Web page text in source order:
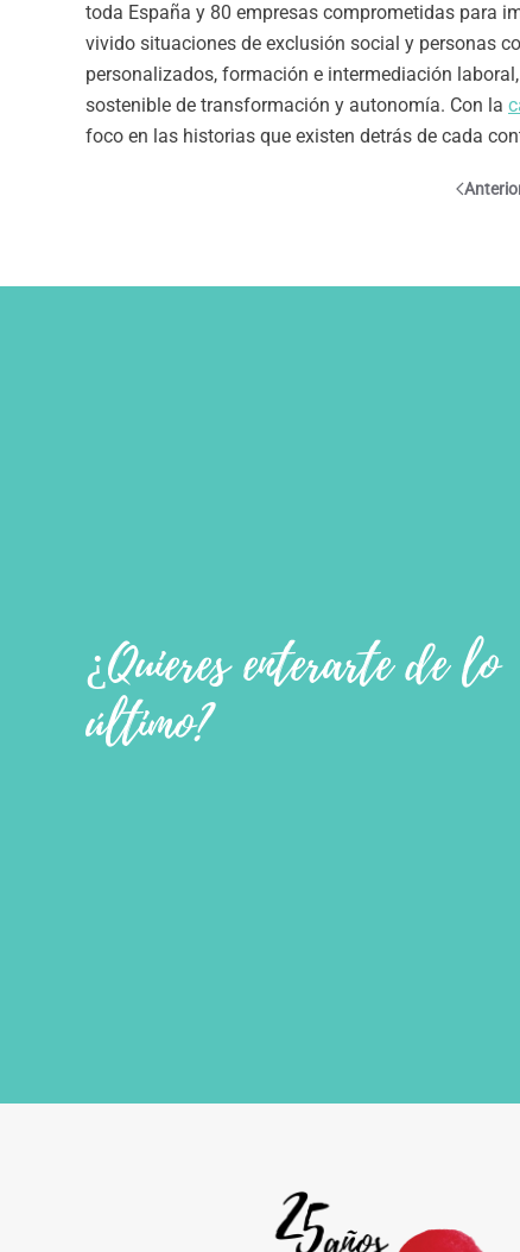
toda España y 80 empresas comprometidas para
vivido situaciones de exclusión social y personas
personalizados, formación e intermediación
sostenible de transformación y autonomía. Con la
foco en las historias que existen detrás de cada
¿Quieres enterarte de lo
último?